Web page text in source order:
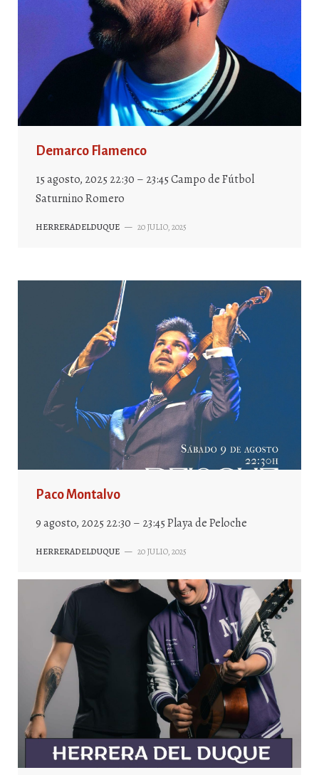
Demarco Flamenco
15 agosto, 2025 22:30 – 23:45 Campo de Fútbol
Saturnino Romero
HERRERADELDUQUE — 20 JULIO, 2025
Paco Montalvo
9 agosto, 2025 22:30 – 23:45 Playa de Peloche
HERRERADELDUQUE — 20 JULIO, 2025